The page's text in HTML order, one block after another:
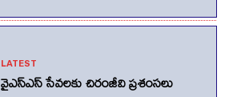
LATEST
వైఎస్ఎస్ సేవలకు చిరంజీవి ప్రశంసలు